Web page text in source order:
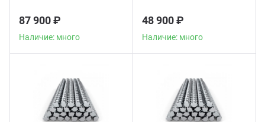
87 900 ₽
Наличие: много
48 900 ₽
Наличие: много